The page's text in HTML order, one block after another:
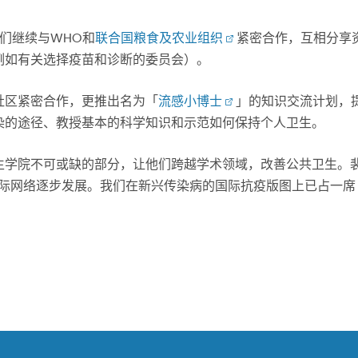
继续与WHO和联合国粮食及农业组织
紧密合作，互相分享
有关选择疫苗和诊断的委员会）。
紧密合作，更推出名为「 流感小博士
」的知识交流计划，
途径、教授基本的科学知识和示范如何保持个人卫生。
院不可或缺的部分，让他们跨越学术领域，改善公共卫生。
网络逐步发展。我们在新兴传染病的国际抗疫版图上已占一席